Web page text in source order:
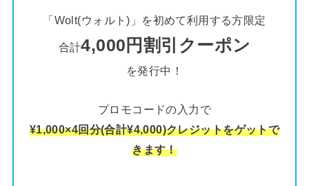
「Wolt(ウォルト)」を初めて利用する方限定
合計4,000円割引クーポン
を発行中！
プロモコードの入力で
¥1,000×4回分(合計¥4,000)クレジットをゲットで
きます！